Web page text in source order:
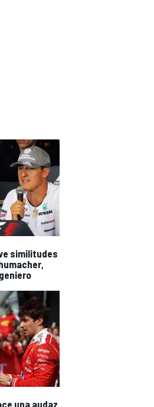
similitudes
una audaz